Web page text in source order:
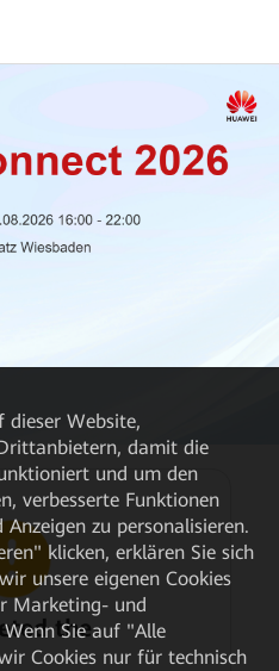
the
dieser Website,
damit die
und um den
verbesserte Funktionen
zu personalisieren.
klicken, erklären Sie sich
unsere eigenen Cookies
Marketing- und
Wenn Sie auf "Alle
Cookies nur für technisch